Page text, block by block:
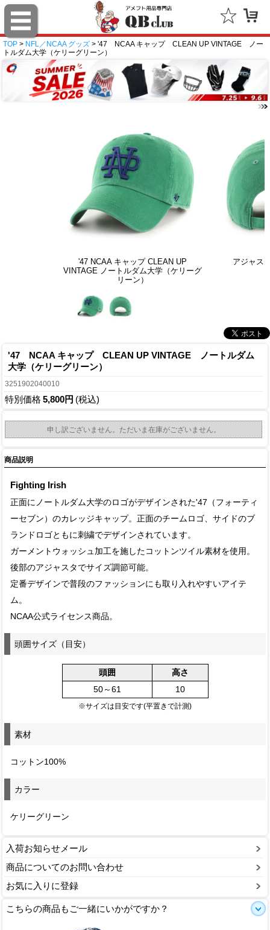
TOP > NFL／NCAA グッズ > '47 NCAA キャップ CLEAN UP VINTAGE ノー
トルダム大学（ケリーグリーン）
'47 NCAA キャップ CLEAN UP
VINTAGE ノートルダム大学（ケリーグ
リーン）
アジャス
'47 NCAA キャップ CLEAN UP VINTAGE ノートルダム
大学（ケリーグリーン）
3251902040010
特別価格 5,800円 (税込)
申し訳ございません。ただいま在庫がございません。
商品説明
Fighting Irish
正面にノートルダム大学のロゴがデザインされた'47（フォーティ
ーセブン）のカレッジキャップ。正面のチームロゴ、サイドのブ
ランドロゴともに刺繍でデザインされています。
ガーメントウォッシュ加工を施したコットンツイル素材を使用。
後部のアジャスタでサイズ調節可能。
定番デザインで普段のファッションにも取り入れやすいアイテ
ム。
NCAA公式ライセンス商品。
頭囲サイズ（目安）
頭囲
高さ
50～61
10
※サイズは目安です(平置きで計測)
素材
コットン100%
カラー
ケリーグリーン
入荷お知らせメール
商品についてのお問い合わせ
お気に入りに登録
こちらの商品もご一緒にいかがですか？